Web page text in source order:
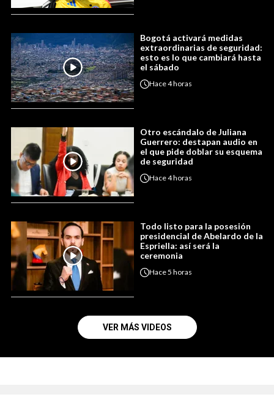
Bogotá activará medidas
extraordinarias de seguridad:
esto es lo que cambiará hasta
el sábado
Hace4 horas
Otro escándalo de Juliana
Guerrero: destapan audio en
el que pide doblar su esquema
de seguridad
Hace4 horas
Todo listo para la posesión
presidencial de Abelardo de la
Espriella: así será la
ceremonia
Hace5 horas
VER MÁS VIDEOS